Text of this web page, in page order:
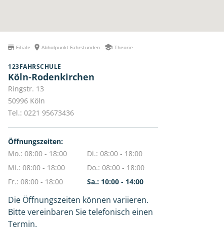
Filiale Abholpunkt Fahrstunden Theorie
123FAHRSCHULE
Köln-Rodenkirchen
Ringstr. 13
50996 Köln
Tel.: 0221 95673436
Öffnungszeiten:
Mo.: 08:00 - 18:00
Di.: 08:00 - 18:00
Mi.: 08:00 - 18:00
Do.: 08:00 - 18:00
Fr.: 08:00 - 18:00
Sa.: 10:00 - 14:00
Die Öffnungszeiten können variieren.
Bitte vereinbaren Sie telefonisch einen
Termin.